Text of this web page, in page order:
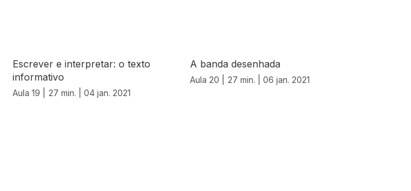
Escrever e interpretar: o texto
informativo
Aula 19 | 27 min. | 04 jan. 2021
A banda desenhada
Aula 20 | 27 min. | 06 jan. 2021